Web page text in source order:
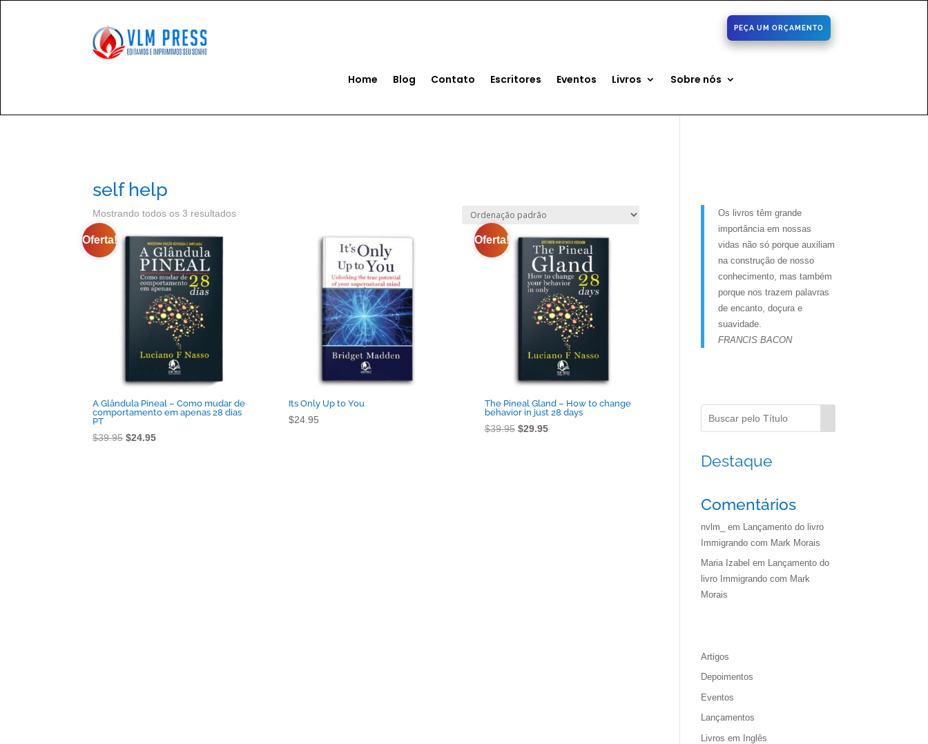
PEÇA UM ORÇAMENTO
Home Blog Contato Escritores Eventos Livros Sobre nós
self help
Mostrando todos os 3 resultados
Oferta!
A Glândula Pineal – Como mudar de
comportamento em apenas 28 dias
PT
$39.95 O
$24.95O
Its Only Up to You
$24.95
Oferta!
The Pineal Gland – How to change
behavior in just 28 days
$39.95 O
$29.95O
Os livros têm grande
importância em nossas
vidas não só porque auxiliam
na construção de nosso
conhecimento, mas também
porque nos trazem palavras
de encanto, doçura e
suavidade.
FRANCIS BACON
Destaque
Comentários
nvlm_ em Lançamento do livro
Immigrando com Mark Morais
Maria Izabel em Lançamento do
livro Immigrando com Mark
Morais
Artigos
Depoimentos
Eventos
Lançamentos
Livros em Inglês